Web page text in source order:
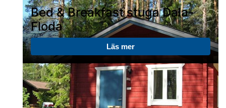
Bed & Breakfast stuga Dala-
Floda
Läs mer